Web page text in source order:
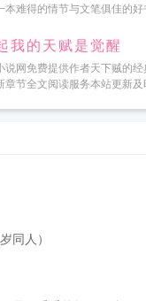
本难得的情节与文笔俱佳的
我的天赋是觉醒
说网免费提供作者天下贼的
章节全文阅读服务本站更新及
同人）